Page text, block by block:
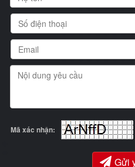
Mã xác nhận:
Gửi